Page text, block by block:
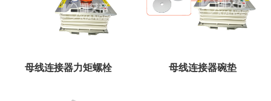
母线连接器力矩螺栓 母线连接器碗垫